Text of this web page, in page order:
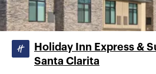
Holiday Inn Express &
Santa Clarita